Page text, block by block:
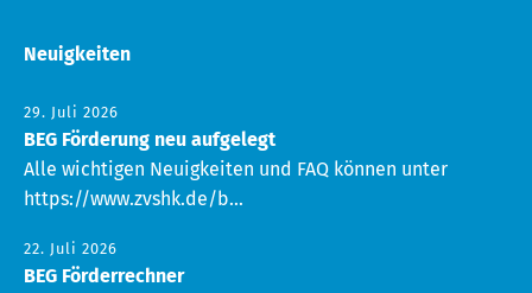
Neuigkeiten
29. Juli 2026
BEG Förderung neu aufgelegt
Alle wichtigen Neuigkeiten und FAQ können unter
https://www.zvshk.de/b...
22. Juli 2026
BEG Förderrechner